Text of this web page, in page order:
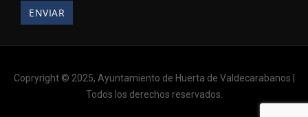
Copryright © 2025, Ayuntamiento de Huerta de Valdecarabanos |
Todos los derechos reservados.